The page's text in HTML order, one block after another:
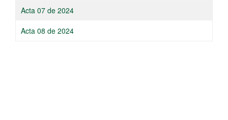
Acta 07 de 2024
​Acta 08 de 2024​